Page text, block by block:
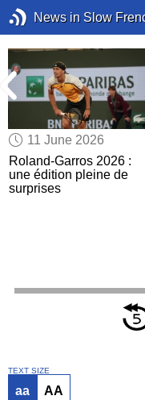
News in Slow
11 June 2026
Roland-Garros 2026 :
une édition pleine de
surprises
TEXT SIZE
aa AA